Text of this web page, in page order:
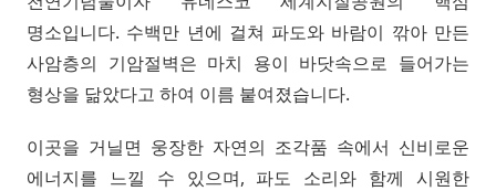
명소입니다. 수백만 년에 걸쳐 파도와 바람이 깎아 만든
사암층의 기암절벽은 마치 용이 바닷속으로 들어가는
형상을 닮았다고 하여 이름 붙여졌습니다.
이곳을 거닐면 웅장한 자연의 조각품 속에서 신비로운
에너지를 느낄 수 있으며, 파도 소리와 함께 시원한